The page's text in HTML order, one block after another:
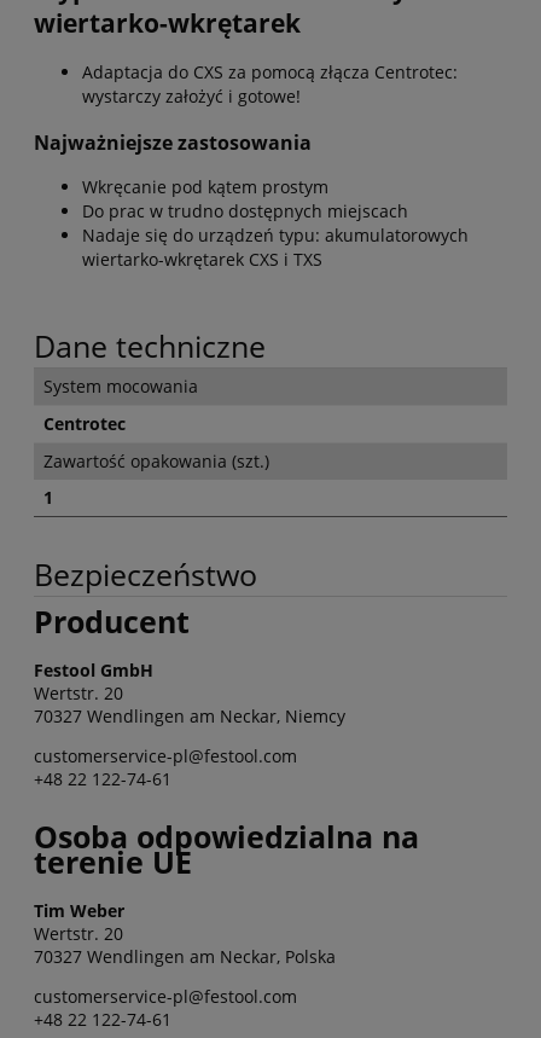
wiertarko-wkrętarek
Adaptacja do CXS za pomocą złącza Centrotec:
wystarczy założyć i gotowe!
Najważniejsze zastosowania
Wkręcanie pod kątem prostym
Do prac w trudno dostępnych miejscach
Nadaje się do urządzeń typu: akumulatorowych
wiertarko-wkrętarek CXS i TXS
Dane techniczne
System mocowania
Centrotec
Zawartość opakowania (szt.)
1
Bezpieczeństwo
Producent
Festool GmbH
Wertstr. 20
70327 Wendlingen am Neckar, Niemcy
customerservice-pl@festool.com
+48 22 122-74-61
Osoba odpowiedzialna na
terenie UE
Tim Weber
Wertstr. 20
70327 Wendlingen am Neckar, Polska
customerservice-pl@festool.com
+48 22 122-74-61